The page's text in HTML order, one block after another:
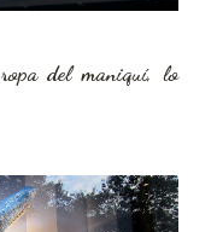
del maniquí, lo